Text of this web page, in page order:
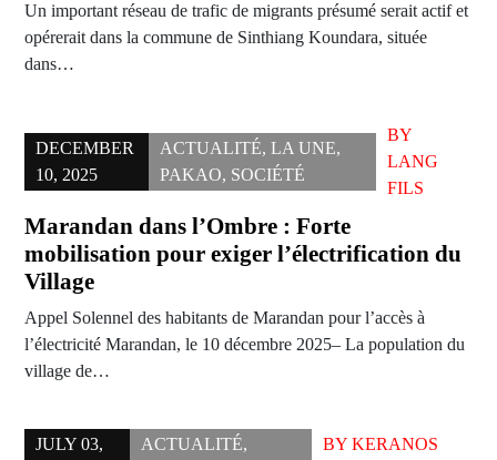
Un important réseau de trafic de migrants présumé serait actif et
opérerait dans la commune de Sinthiang Koundara, située
dans…
DECEMBER
10, 2025
ACTUALITÉ,LA UNE,
PAKAO, SOCIÉTÉ
BY
LANG
FILS
Marandan dans l’Ombre : Forte
mobilisation pour exiger l’électrification du
Village
Appel Solennel des habitants de Marandan pour l’accès à
l’électricité Marandan, le 10 décembre 2025– La population du
village de…
JULY 03,
ACTUALITÉ,
BY KERANOS